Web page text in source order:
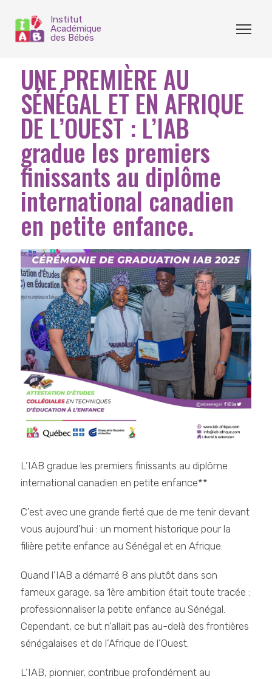
Institut
Académique
des Bébés
UNE PREMIÈRE AU
SÉNÉGAL ET EN AFRIQUE
DE L’OUEST : L’IAB
gradue les premiers
finissants au diplôme
international canadien
en petite enfance.
L’IAB gradue les premiers finissants au diplôme
international canadien en petite enfance**
C’est avec une grande fierté que de me tenir devant
vous aujourd’hui : un moment historique pour la
filière petite enfance au Sénégal et en Afrique.
Quand l’IAB a démarré 8 ans plutôt dans son
fameux garage, sa 1ère ambition était toute tracée :
professionnaliser la petite enfance au Sénégal.
Cependant, ce but n’allait pas au-delà des frontières
sénégalaises et de l’Afrique de l’Ouest.
L’IAB, pionnier, contribue profondément au